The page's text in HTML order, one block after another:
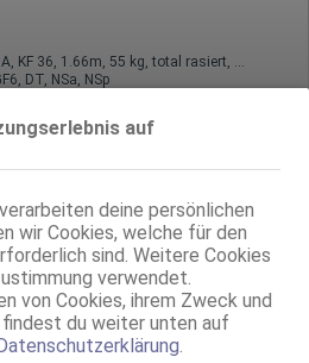
auf
deine persönlichen
wir Cookies, welche für den
sind. Weitere Cookies
verwendet.
von Cookies, ihrem Zweck und
du weiter unten auf
.
27 Jahre, 75A, KF 36, 1.66m, 55 kg, total rasiert, orientalisch
DT, NSa, NSp
54 Jahre, 95I(FF), KF 44, 1.65m, total rasiert, osteuropäisch
Franz b. Ihr, BV, MFF